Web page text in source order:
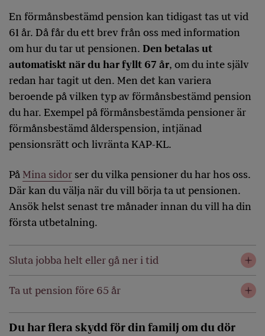
En förmånsbestämd pension kan tidigast tas ut vid
61 år. Då får du ett brev från oss med information
om hur du tar ut pensionen. Den betalas ut
automatiskt när du har fyllt 67 år, om du inte själv
redan har tagit ut den. Men det kan variera
beroende på vilken typ av förmånsbestämd pension
du har. Exempel på förmånsbestämda pensioner är
förmånsbestämd ålderspension, intjänad
pensionsrätt och livränta KAP-KL.
På Mina sidor ser du vilka pensioner du har hos oss.
Där kan du välja när du vill börja ta ut pensionen.
Ansök helst senast tre månader innan du vill ha din
första utbetalning.
Sluta jobba helt eller gå ner i tid
Ta ut pension före 65 år
Du har flera skydd för din familj om du dör